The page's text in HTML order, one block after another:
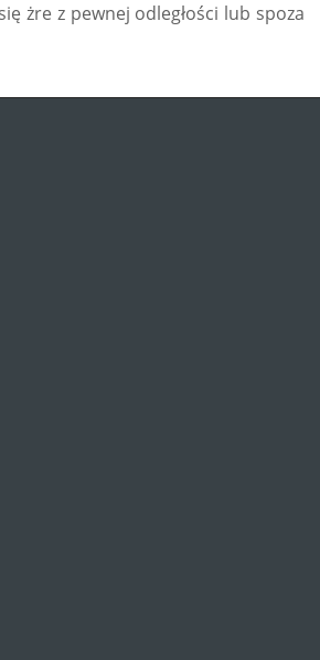
żre z pewnej odległości lub spoza